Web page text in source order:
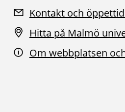
Kontakt och
Hitta på Malmö
Om webbplatsen